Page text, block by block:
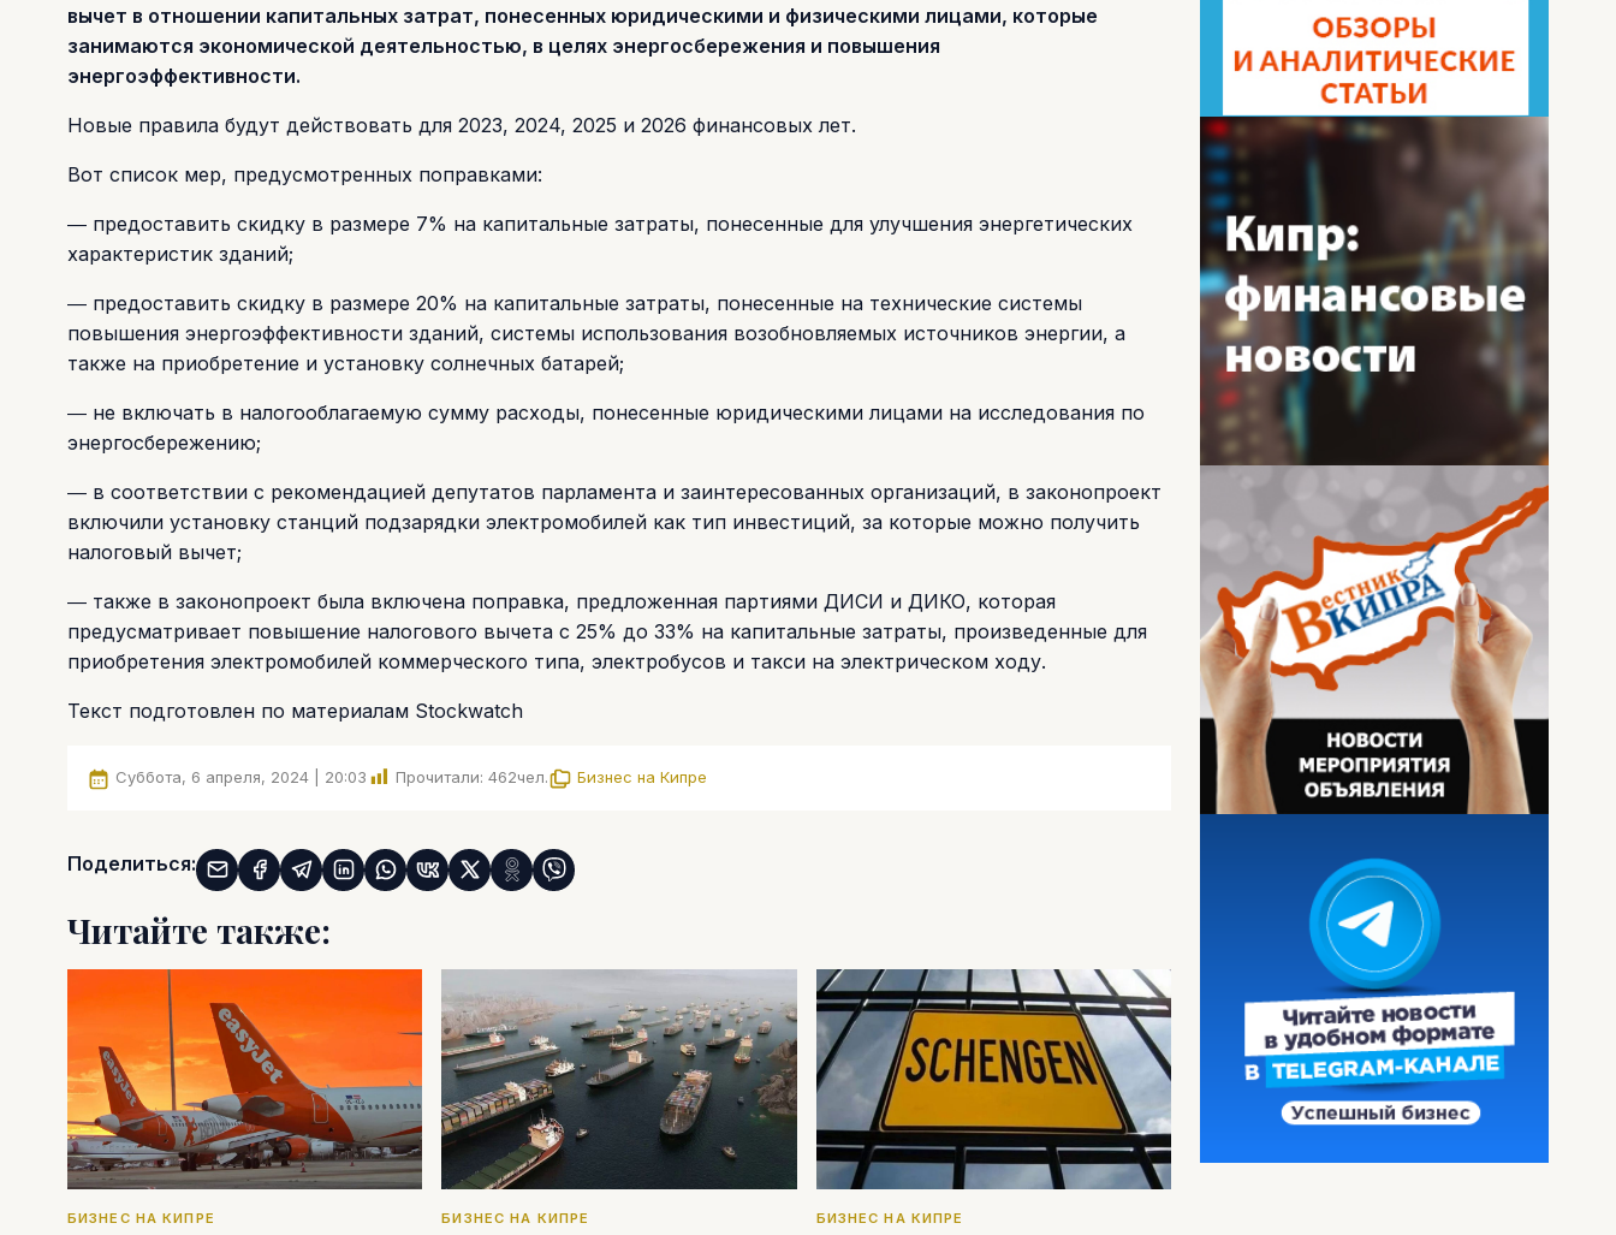
вычет в отношении капитальных затрат, понесенных юридическими и физическими лицами, которые
занимаются экономической деятельностью, в целях энергосбережения и повышения
энергоэффективности.
Новые правила будут действовать для 2023, 2024, 2025 и 2026 финансовых лет.
Вот список мер, предусмотренных поправками:
― предоставить скидку в размере 7% на капитальные затраты, понесенные для улучшения энергетических
характеристик зданий;
― предоставить скидку в размере 20% на капитальные затраты, понесенные на технические системы
повышения энергоэффективности зданий, системы использования возобновляемых источников энергии, а
также на приобретение и установку солнечных батарей;
― не включать в налогооблагаемую сумму расходы, понесенные юридическими лицами на исследования по
энергосбережению;
― в соответствии с рекомендацией депутатов парламента и заинтересованных организаций, в законопроект
включили установку станций подзарядки электромобилей как тип инвестиций, за которые можно получить
налоговый вычет;
― также в законопроект была включена поправка, предложенная партиями ДИСИ и ДИКО, которая
предусматривает повышение налогового вычета с 25% до 33% на капитальные затраты, произведенные для
приобретения электромобилей коммерческого типа, электробусов и такси на электрическом ходу.
Текст подготовлен по материалам Stockwatch
Суббота, 6 апреля, 2024 | 20:03 Прочитали: 462чел. Бизнес на Кипре
Поделиться:
Читайте также:
БИЗНЕС НА КИПРЕ БИЗНЕС НА КИПРЕ БИЗНЕС НА КИПРЕ